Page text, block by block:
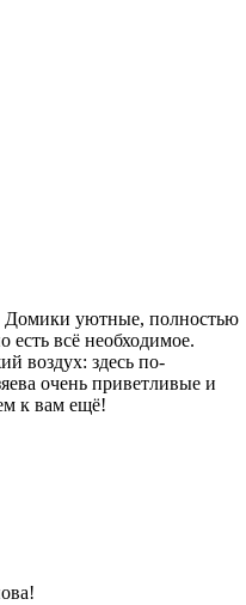
Домики уютные, полностью
всё необходимое.
воздух: здесь по-
очень приветливые и
к вам ещё!